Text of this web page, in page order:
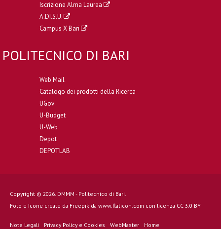
Iscrizione Alma Laurea
A.DI.S.U.
Campus X Bari
POLITECNICO DI BARI
Web Mail
Catalogo dei prodotti della Ricerca
UGov
U-Budget
U-Web
Depot
DEPOTLAB
Copyright © 2026. DMMM - Politecnico di Bari.
Foto e Icone create da Freepik da www.flaticon.com con licenza CC 3.0 BY
Note Legali Privacy Policy e Cookies WebMaster Home